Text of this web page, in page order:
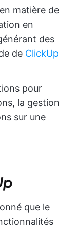
matière de
en
des
de ClickUp
pour
la gestion
sur une
que le